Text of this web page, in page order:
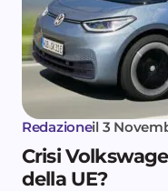
Redazioneil 3
Crisi
della UE?